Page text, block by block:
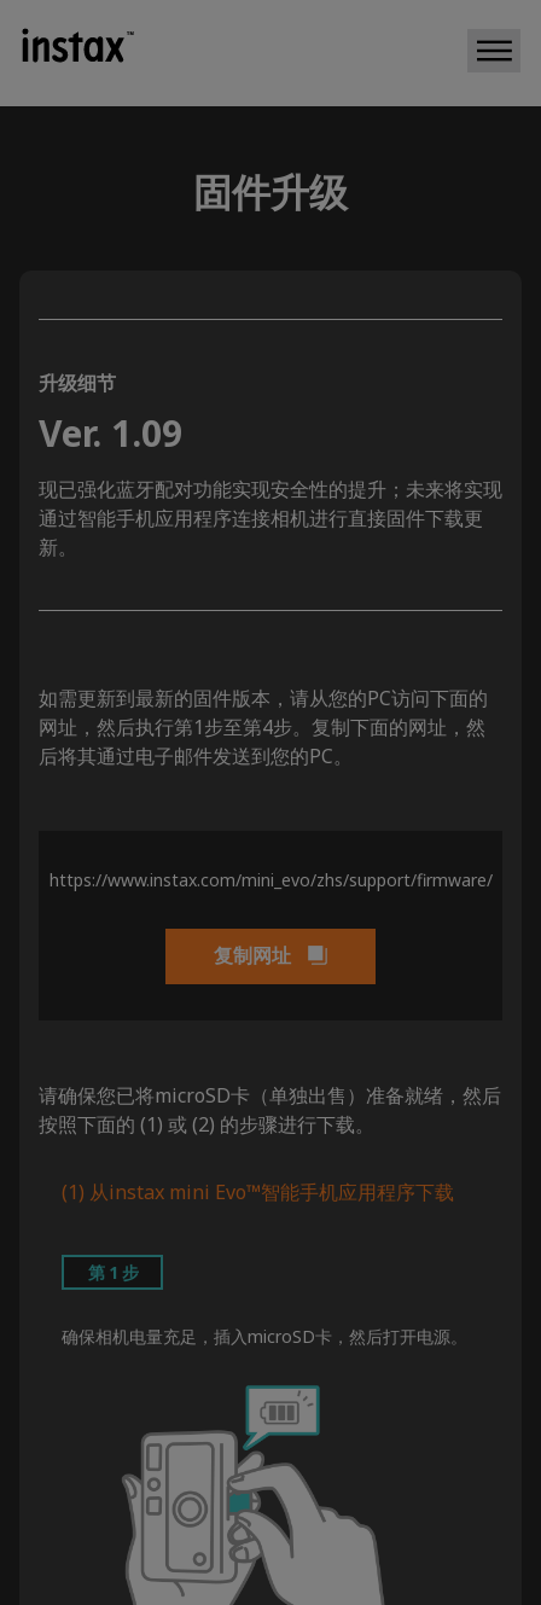
固件升级
升级细节
Ver. 1.09
现已强化蓝牙配对功能实现安全性的提升；未来将实现
通过智能手机应用程序连接相机进行直接固件下载更
新。
如需更新到最新的固件版本，请从您的PC访问下面的
网址，然后执行第1步至第4步。复制下面的网址，然
后将其通过电子邮件发送到您的PC。
https://www.instax.com/mini_evo/zhs/support/firmware/
复制网址
请确保您已将microSD卡（单独出售）准备就绪，然后
按照下面的 (1) 或 (2) 的步骤进行下载。
(1) 从instax mini Evo™智能手机应用程序下载
第1步
确保相机电量充足，插入microSD卡，然后打开电源。